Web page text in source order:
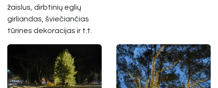
žaislus, dirbtinių eglių
girliandas, šviečiančias
tūrines dekoracijas ir t.t.